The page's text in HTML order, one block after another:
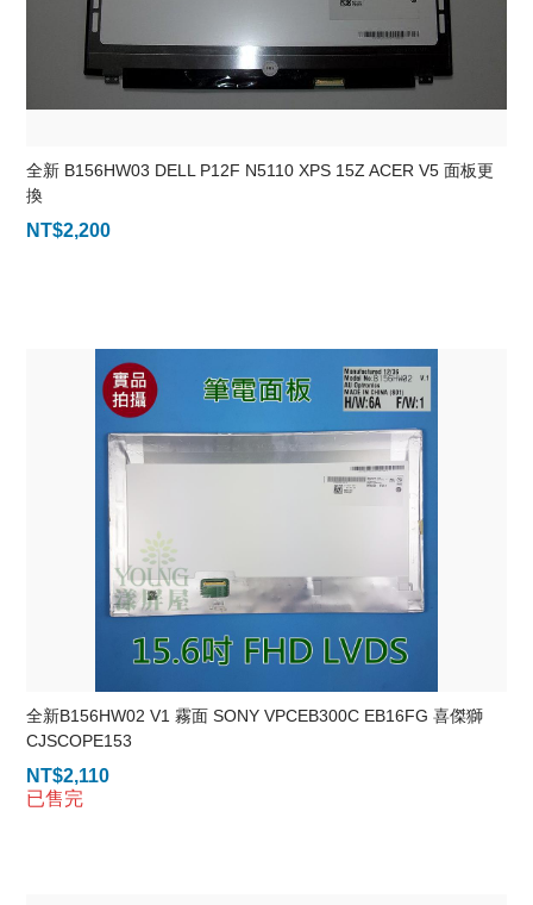
全新 B156HW03 DELL P12F N5110 XPS 15Z ACER V5 面板更
換
NT$2,200
全新B156HW02 V1 霧面 SONY VPCEB300C EB16FG 喜傑獅
CJSCOPE153
NT$2,110
已售完